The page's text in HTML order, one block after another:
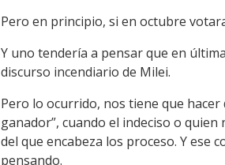
Pero en principio, si en octubre
Y uno tendería a pensar que en
discurso incendiario de Milei.
Pero lo ocurrido, nos tiene que
ganador”, cuando el indeciso o
del que encabeza los proceso. Y ese
pensando.